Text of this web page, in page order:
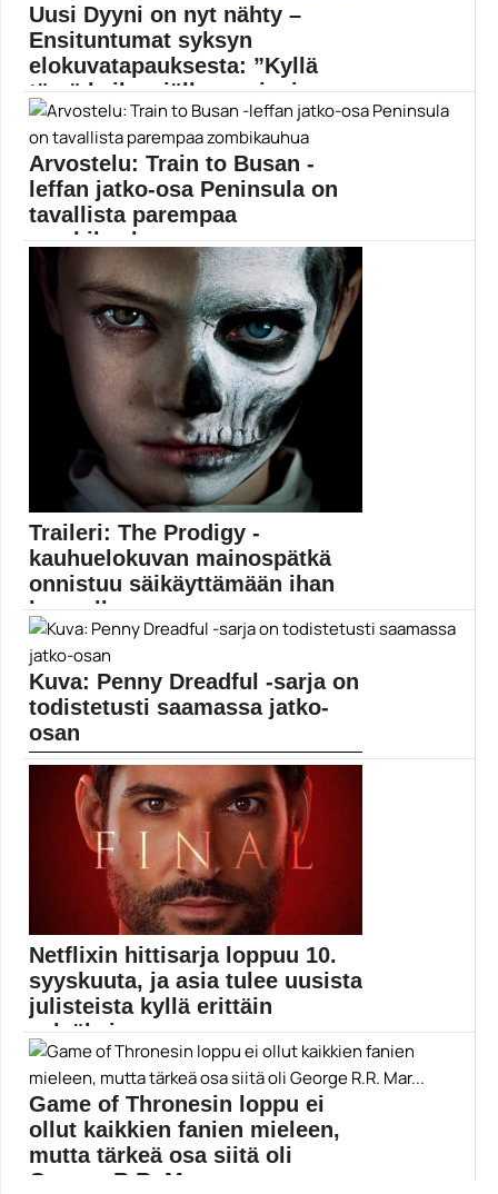
Uusi Dyyni on nyt nähty –
Ensituntumat syksyn
elokuvatapauksesta: ”Kyllä
tämä kaiken jälkeen pieni p...
Denis Villeneuven kovasti odotettu ja ennakkoon
vuolaasti kehuttu...
Denis Villeneuve
Arvostelu: Train to Busan -
leffan jatko-osa Peninsula on
tavallista parempaa
zombikauhua
Peninsula on tyyliltään rohkean erilainen elokuva kuin
Train...
Dong-Won Gang
Traileri: The Prodigy -
kauhuelokuvan mainospätkä
onnistuu säikäyttämään ihan
kunnolla
Orange Is the New Black -sarjasta ja Se-elokuvasta...
Elokuvat
Kuva: Penny Dreadful -sarja on
todistetusti saamassa jatko-
osan
Penny Dreadful: City of Angels -sarja sijoittuu 1930-
Elokuvat
Netflixin hittisarja loppuu 10.
syyskuuta, ja asia tulee uusista
julisteista kyllä erittäin
selväksi
Lucifer päättyy syyskuun alussa monien fanien
suureksi harmiksi....
Elokuvauutiset
Game of Thronesin loppu ei
ollut kaikkien fanien mieleen,
mutta tärkeä osa siitä oli
George R.R. Mar...